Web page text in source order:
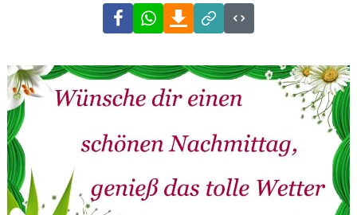
FacebookWhatsAppDownload
Link
Code